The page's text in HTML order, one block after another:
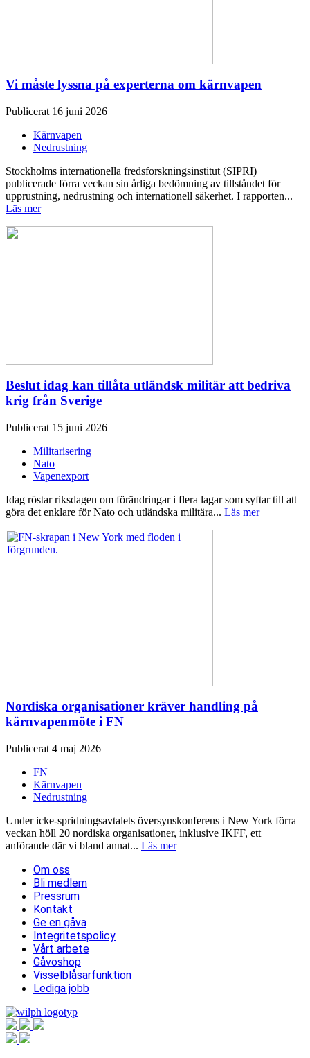
Vi måste lyssna på experterna om kärnvapen
Publicerat 16 juni 2026
Kärnvapen
Nedrustning
Stockholms internationella fredsforskningsinstitut (SIPRI)
publicerade förra veckan sin årliga bedömning av tillståndet för
upprustning, nedrustning och internationell säkerhet. I rapporten...
Läs mer
Beslut idag kan tillåta utländsk militär att bedriva
krig från Sverige
Publicerat 15 juni 2026
Militarisering
Nato
Vapenexport
Idag röstar riksdagen om förändringar i flera lagar som syftar till att
göra det enklare för Nato och utländska militära... Läs mer
Nordiska organisationer kräver handling på
kärnvapenmöte i FN
Publicerat 4 maj 2026
FN
Kärnvapen
Nedrustning
Under icke-spridningsavtalets översynskonferens i New York förra
veckan höll 20 nordiska organisationer, inklusive IKFF, ett
anförande där vi bland annat... Läs mer
Om oss
Bli medlem
Pressrum
Kontakt
Ge en gåva
Integritetspolicy
Vårt arbete
Gåvoshop
Visselblåsarfunktion
Lediga jobb